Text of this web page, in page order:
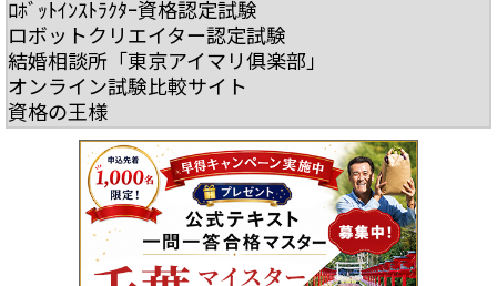
ﾛﾎﾞｯﾄｲﾝｽﾄﾗｸﾀｰ資格認定試験
ロボットクリエイター認定試験
結婚相談所「東京アイマリ俱楽部」
オンライン試験比較サイト
資格の王様